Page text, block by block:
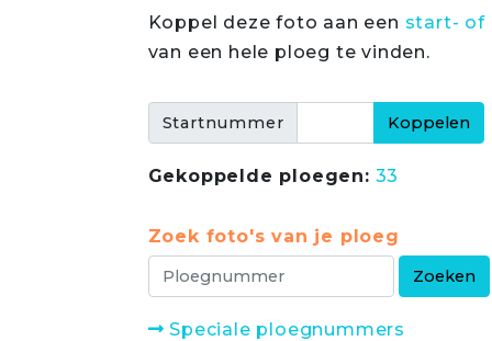
Koppel deze foto aan een start- of
van een hele ploeg te vinden.
Startnummer
Gekoppelde ploegen: 33
Zoek foto's van je ploeg
Speciale ploegnummers